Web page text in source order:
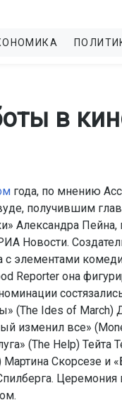
в
года, по мнению
получившим
Александра Пейна,
Новости.
с элементами
Reporter она
(The Ides of
изменил все»
(The Help) Тейта
Скорсезе и
Церемония